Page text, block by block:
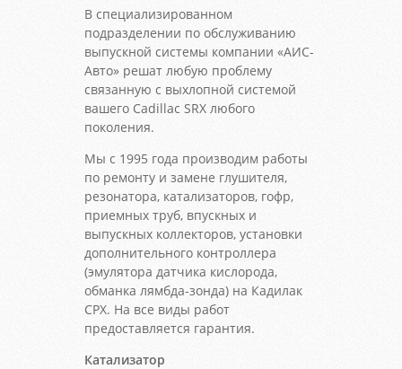
В специализированном
подразделении по обслуживанию
выпускной системы компании «АИС-
Авто» решат любую проблему
связанную с выхлопной системой
вашего Cadillac SRX любого
поколения.
Мы с 1995 года производим работы
по ремонту и замене глушителя,
резонатора, катализаторов, гофр,
приемных труб, впускных и
выпускных коллекторов, установки
дополнительного контроллера
(эмулятора датчика кислорода,
обманка лямбда-зонда) на Кадилак
СРХ. На все виды работ
предоставляется гарантия.
Катализатор